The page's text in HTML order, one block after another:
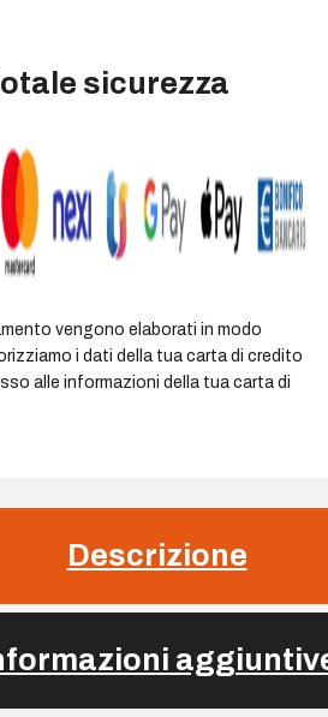
sicurezza
vengono elaborati in modo
i dati della tua carta di credito
alle informazioni della tua carta di
Descrizione